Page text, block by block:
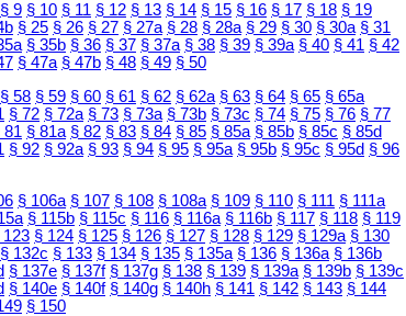
§ 9 § 10 § 11 § 12 § 13 § 14 § 15 § 16 § 17 § 18 § 19
§ 25 § 26 § 27 § 27a § 28 § 28a § 29 § 30 § 30a § 31
§ 35b § 36 § 37 § 37a § 38 § 39 § 39a § 40 § 41 § 42
§ 47a § 47b § 48 § 49 § 50
§ 58 § 59 § 60 § 61 § 62 § 62a § 63 § 64 § 65 § 65a
§ 72 § 72a § 73 § 73a § 73b § 73c § 74 § 75 § 76 § 77
81 § 81a § 82 § 83 § 84 § 85 § 85a § 85b § 85c § 85d
§ 92 § 92a § 93 § 94 § 95 § 95a § 95b § 95c § 95d § 96
§ 106a § 107 § 108 § 108a § 109 § 110 § 111 § 111a
§ 115b § 115c § 116 § 116a § 116b § 117 § 118 § 119
123 § 124 § 125 § 126 § 127 § 128 § 129 § 129a § 130
§ 132c § 133 § 134 § 135 § 135a § 136 § 136a § 136b
§ 137e § 137f § 137g § 138 § 139 § 139a § 139b § 139c
§ 140e § 140f § 140g § 140h § 141 § 142 § 143 § 144
§ 150